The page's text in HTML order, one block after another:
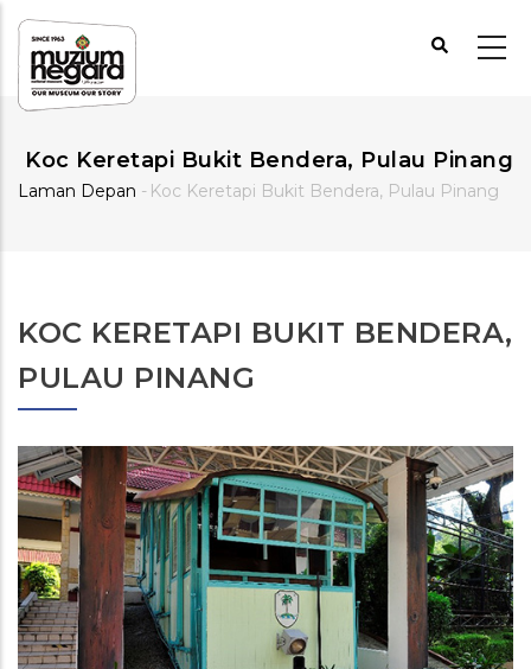
Langkau
kandungan
utama
Koc Keretapi Bukit Bendera, Pulau Pinang
Laman Depan - Koc Keretapi Bukit Bendera, Pulau Pinang
KOC KERETAPI BUKIT BENDERA,
PULAU PINANG